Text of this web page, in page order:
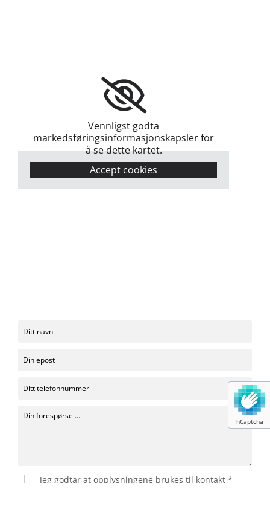
Vennligst godta
markedsføringsinformasjonskapsler for
å se dette kartet.
Accept cookies
Jeg godtar at opplysningene brukes til kontakt *
hCaptcha